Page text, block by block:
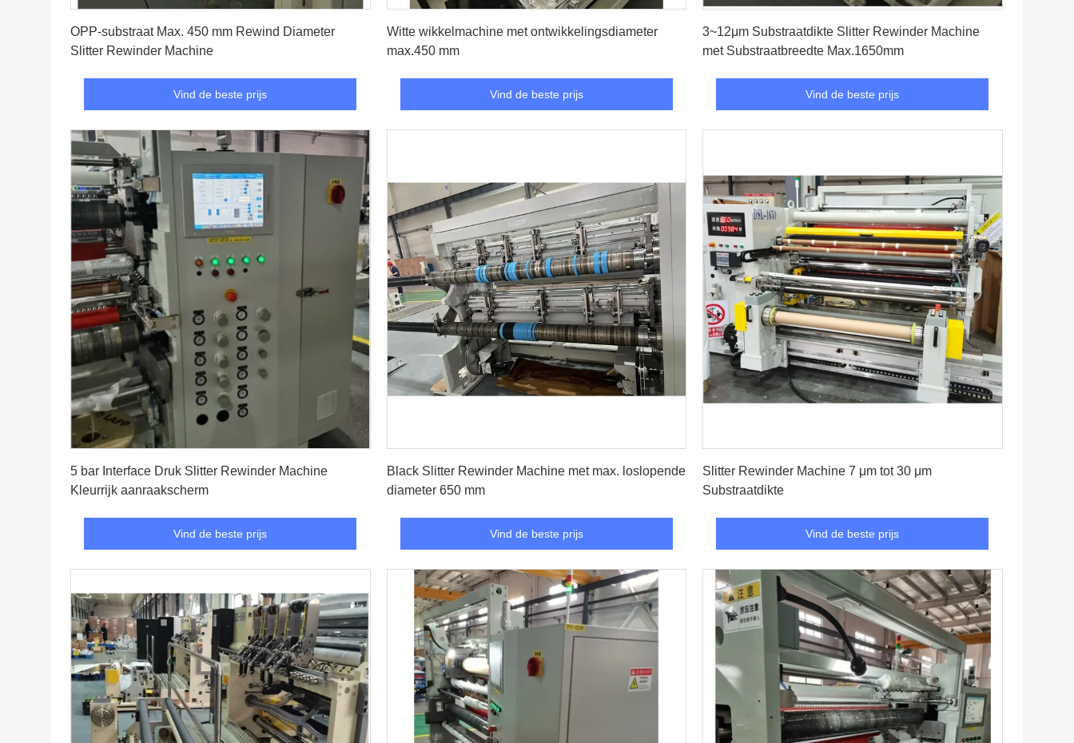
OPP-substraat Max. 450 mm Rewind Diameter
Slitter Rewinder Machine
Vind de beste prijs
Witte wikkelmachine met ontwikkelingsdiameter
max.450 mm
Vind de beste prijs
3~12μm Substraatdikte Slitter Rewinder Machine
met Substraatbreedte Max.1650mm
Vind de beste prijs
5 bar Interface Druk Slitter Rewinder Machine
Kleurrijk aanraakscherm
Vind de beste prijs
Black Slitter Rewinder Machine met max. loslopende
diameter 650 mm
Vind de beste prijs
Slitter Rewinder Machine 7 μm tot 30 μm
Substraatdikte
Vind de beste prijs